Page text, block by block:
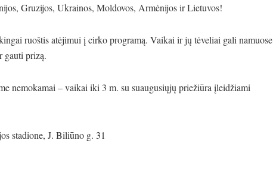
Gruzijos, Ukrainos, Moldovos, Armėnijos ir Lietuvos!
ruoštis atėjimui į cirko programą. Vaikai ir jų tėveliai gali namuose
gauti prizą.
nemokamai – vaikai iki 3 m. su suaugusiųjų priežiūra įleidžiami
stadione, J. Biliūno g. 31